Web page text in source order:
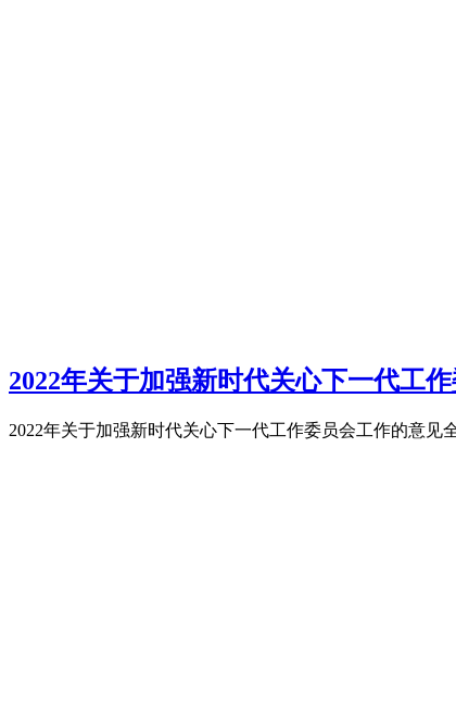
2022年关于加强新时代关心下一代工
2022年关于加强新时代关心下一代工作委员会工作的意见